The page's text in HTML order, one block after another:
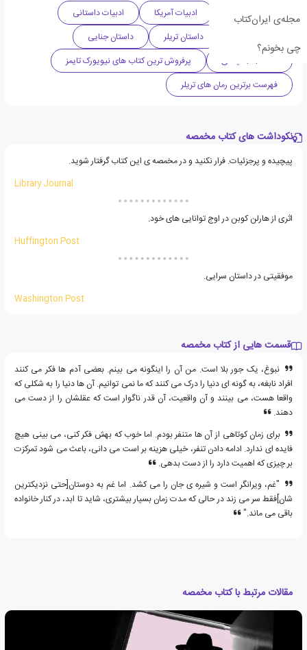
مجله‌ی ایران‌کتاب
چی بخونم؟
داستان معمایی ادبیات آمریکا
ادبیات داستانی
داستان تریلر
داستان جنایی
پرفروش ترین کتاب های نیویورک تایمز
فهرست برترین رمان های تریلر
نکوداشت های کتاب مخمصه
پیچیده و پرجزئیات. فرار نکنید و در مخمصه ی این کتاب گرفتار شوید.
Library Journal
اثری از هارلن کوبن در اوج توانایی های خود.
Huffington Post
موفقیتی در داستان سرایی.
Washington Post
قسمت هایی از کتاب مخمصه
نبوغ، یک جور بلا است. من آن را اینگونه می بینم. بعضی آدم ها فکر می کنند
افراد نابغه، به گونه ای دنیا را درک می کنند که ما نمی توانیم. آن ها دنیا را به شکلی که
واقعا هست، می بینند و آن واقعیت، آن قدر ناگوار است که عقلشان را از دست می
دهند.
برای زمان کوتاهی از آن ها متنفر بودم. اما خوب که بهش فکر کنی، می بینی هیچ
فایده ای ندارد. ادامه دادن تنفر، خیلی هزینه بر است می دانی، باعث می شود تمرکزت
بر چیزی که اهمیت دارد را از دست بدهی.
"غم، ویرانگر است و شیره ی جان را می کشد. اما غم به دوستان[حتی نزدیکترین
شان]فقط سر می زند در حالی که مدت زمان بسیار بیشتری، شاید تا ابد، در کنار خانواده
باقی می ماند."
مقالات مرتبط با کتاب مخمصه